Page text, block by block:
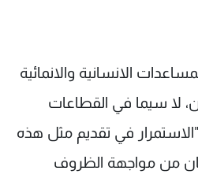
الانسانية والانمائية
لا سيما في القطاعات
"الاستمرار في تقديم مثل هذه
من مواجهة الظروف